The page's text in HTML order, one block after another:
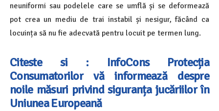
neuniformi sau podelele care se umflă și se deformează
pot crea un mediu de trai instabil și nesigur, făcând ca
locuința să nu fie adecvată pentru locuit pe termen lung.
Citeste si : InfoCons Protecția
Consumatorilor vă informează despre
noile măsuri privind siguranța jucăriilor în
Uniunea Europeană